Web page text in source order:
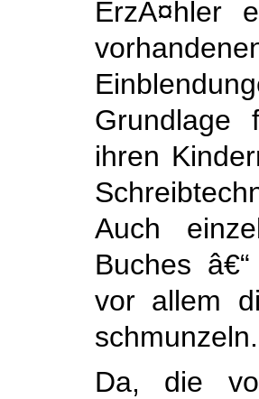
ErzÃ¤hler
ihren
Auch
Buches
vor allem
schmunzeln.
Da, die